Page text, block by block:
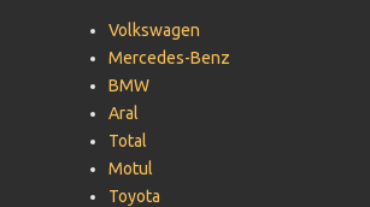
Volkswagen
Mercedes-Benz
BMW
Aral
Total
Motul
Toyota